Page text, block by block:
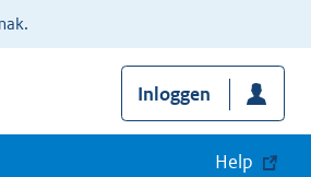
Inloggen
Help